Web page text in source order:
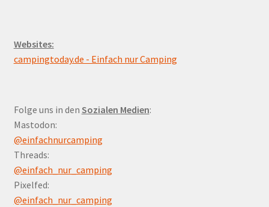
Websites:
campingtoday.de - Einfach nur Camping
Folge uns in den Sozialen Medien:
Mastodon:
@einfachnurcamping
Threads:
@einfach_nur_camping
Pixelfed:
@einfach_nur_camping